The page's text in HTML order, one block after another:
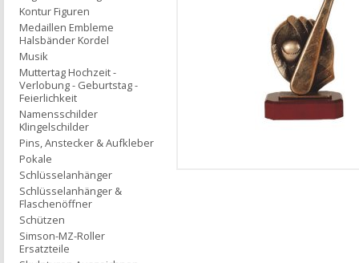
Kontur Figuren
Medaillen Embleme
Halsbänder Kordel
Musik
Muttertag Hochzeit -
Verlobung - Geburtstag -
Feierlichkeit
Namensschilder
Klingelschilder
Pins, Anstecker & Aufkleber
Pokale
Schlüsselanhänger
Schlüsselanhänger &
Flaschenöffner
Schützen
Simson-MZ-Roller
Ersatzteile